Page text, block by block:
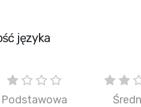
języka
Podstawowa